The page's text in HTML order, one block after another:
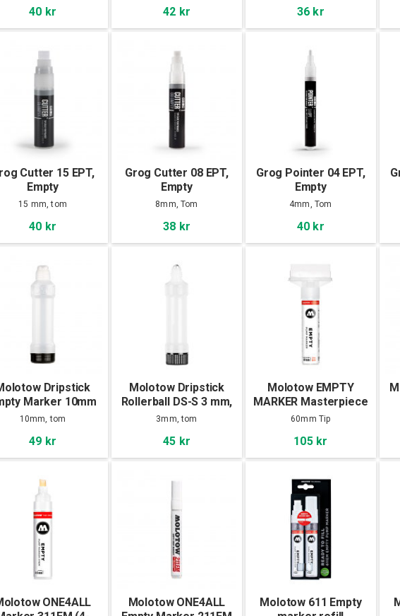
40 kr 42 kr 36 kr
Cutter 15 EPT,
Empty
15 mm, tom
40 kr
Grog Cutter 08 EPT,
Empty
8mm, Tom
38 kr
Grog Pointer 04 EPT,
Empty
4mm, Tom
40 kr
Dripstick
Marker 10mm
10mm, tom
49 kr
Molotow Dripstick
Rollerball DS-S 3 mm,
Empty
3mm, tom
45 kr
Molotow EMPTY
MARKER Masterpiece
711EM
60mm Tip
105 kr
ONE4ALL
Molotow ONE4ALL
Molotow 611 Empty